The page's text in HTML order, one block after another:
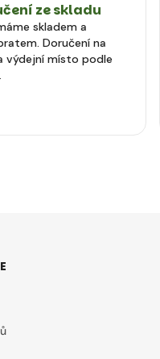
ze skladu
skladem a
Doručení na
výdejní místo podle